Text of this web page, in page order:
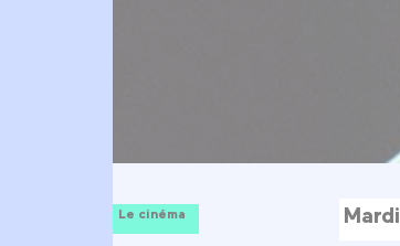
Le cinéma